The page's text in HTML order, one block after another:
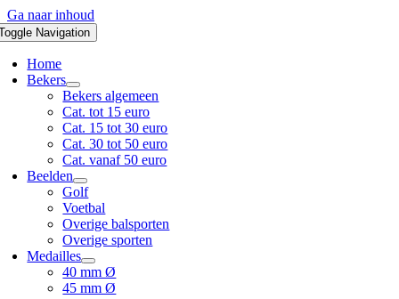
Ga naar inhoud
Navigation
Home
Bekers
Bekers algemeen
Cat. tot 15 euro
Cat. 15 tot 30 euro
Cat. 30 tot 50 euro
Cat. vanaf 50 euro
Beelden
Golf
Voetbal
Overige balsporten
Overige sporten
Medailles
40 mm Ø
45 mm Ø